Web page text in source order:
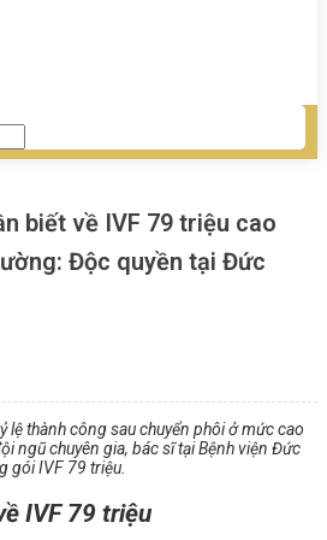
biết về IVF 79 triệu cao
Độc quyền tại Đức
lệ thành công sau chuyển phôi ở mức cao
ngũ chuyên gia, bác sĩ tại Bệnh viện Đức
gói IVF 79 triệu.
IVF 79 triệu